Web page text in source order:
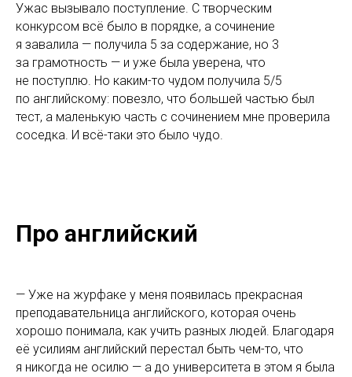
Ужас вызывало поступление. С творческим
конкурсом всё было в порядке, а сочинение
я завалила — получила 5 за содержание, но 3
за грамотность — и уже была уверена, что
не поступлю. Но каким-то чудом получила 5/5
по английскому: повезло, что большей частью был
тест, а маленькую часть с сочинением мне проверила
соседка. И всё-таки это было чудо.
Про английский
— Уже на журфаке у меня появилась прекрасная
преподавательница английского, которая очень
хорошо понимала, как учить разных людей. Благодаря
её усилиям английский перестал быть чем-то, что
я никогда не осилю — а до университета в этом я была